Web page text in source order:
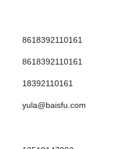
8618392110161
8618392110161
18392110161
yula@baisfu.com